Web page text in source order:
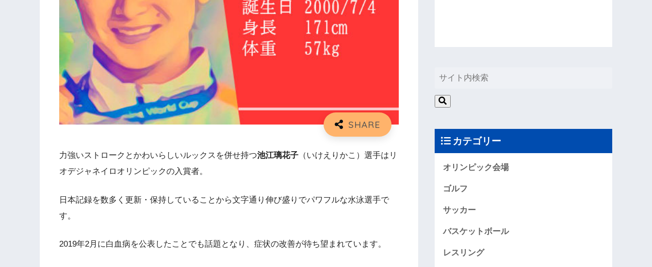
力強いストロークとかわいらしいルックスを併せ持つ池江璃花子 （いけえりかこ）選手はリ
オデジャネイロオリンピックの入賞者。
日本記録を数多く更新・保持していることから文字通り伸び盛りでパワフルな水泳選手で
す。
2019年2月に白血病を公表したことでも話題となり、症状の改善が待ち望まれています。
カテゴリー
オリンピック会場
ゴルフ
サッカー
バスケットボール
レスリング